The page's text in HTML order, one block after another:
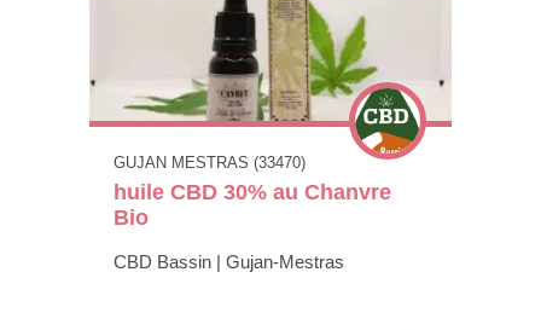
GUJAN MESTRAS (33470)
huile CBD 30% au Chanvre
Bio
CBD Bassin | Gujan-Mestras